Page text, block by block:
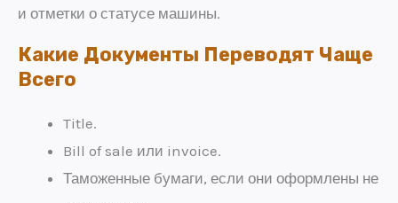
и отметки о статусе машины.
Какие Документы Переводят Чаще
Всего
Title.
Bill of sale или invoice.
Таможенные бумаги, если они оформлены не